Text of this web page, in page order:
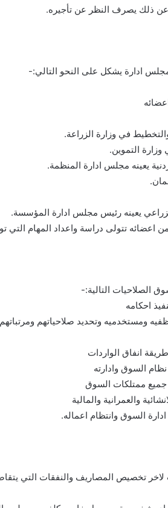
عن ذلك يصرف النظر عن تأجيره.
في وزارة الزراعة.
وزارة التموين.
يعينه مجلس ادارة المنظمة.
يعينه رئيس مجلس ادارة المؤسسة.
وقت لاخر تخصيص المصاريف والنفقات التي